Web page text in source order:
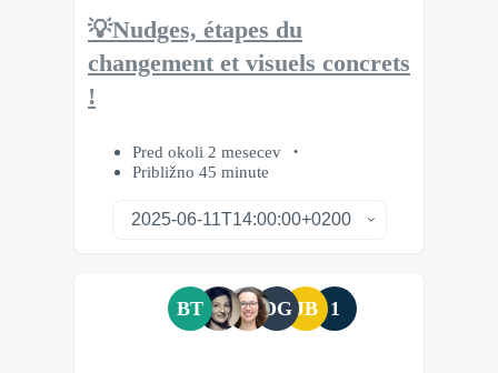
💡Nudges, étapes du
changement et visuels concrets
!
Pred okoli 2 mesecev
Približno 45 minute
BT DG JB 1